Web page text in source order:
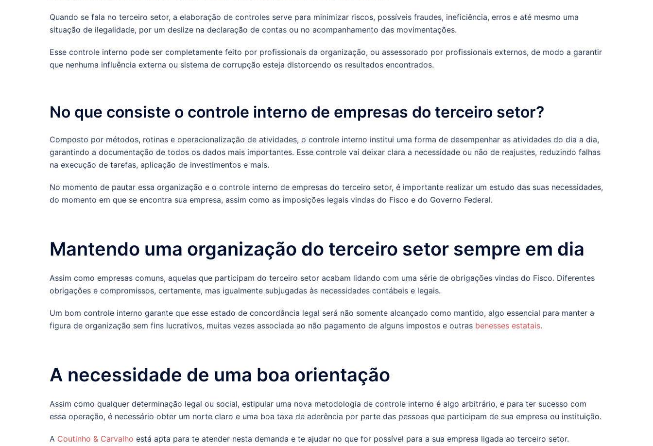
Quando se fala no terceiro setor, a elaboração de controles serve para minimizar riscos, possíveis fraudes, ineficiência, erros e até mesmo uma
situação de ilegalidade, por um deslize na declaração de contas ou no acompanhamento das movimentações.
Esse controle interno pode ser completamente feito por profissionais da organização, ou assessorado por profissionais externos, de modo a garantir
que nenhuma influência externa ou sistema de corrupção esteja distorcendo os resultados encontrados.
No que consiste o controle interno de empresas do terceiro setor?
Composto por métodos, rotinas e operacionalização de atividades, o controle interno institui uma forma de desempenhar as atividades do dia a dia,
garantindo a documentação de todos os dados mais importantes. Esse controle vai deixar clara a necessidade ou não de reajustes, reduzindo falhas
na execução de tarefas, aplicação de investimentos e mais.
No momento de pautar essa organização e o controle interno de empresas do terceiro setor, é importante realizar um estudo das suas necessidades,
do momento em que se encontra sua empresa, assim como as imposições legais vindas do Fisco e do Governo Federal.
Mantendo uma organização do terceiro setor sempre em dia
Assim como empresas comuns, aquelas que participam do terceiro setor acabam lidando com uma série de obrigações vindas do Fisco. Diferentes
obrigações e compromissos, certamente, mas igualmente subjugadas às necessidades contábeis e legais.
Um bom controle interno garante que esse estado de concordância legal será não somente alcançado como mantido, algo essencial para manter a
figura de organização sem fins lucrativos, muitas vezes associada ao não pagamento de alguns impostos e outras benesses estatais.
A necessidade de uma boa orientação
Assim como qualquer determinação legal ou social, estipular uma nova metodologia de controle interno é algo arbitrário, e para ter sucesso com
essa operação, é necessário obter um norte claro e uma boa taxa de aderência por parte das pessoas que participam de sua empresa ou instituição.
A Coutinho & Carvalho está apta para te atender nesta demanda e te ajudar no que for possível para a sua empresa ligada ao terceiro setor.